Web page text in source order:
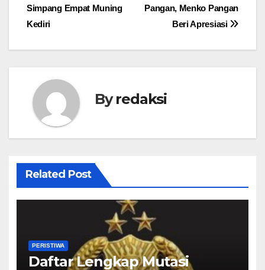
Pangan, Menko Pangan
Beri Apresiasi
Simpang Empat Muning
Kediri
Byredaksi
Related Post
PERISTIWA
Daftar Lengkap Mutasi